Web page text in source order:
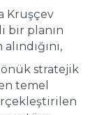
Kruşçev
bir planın
stratejik
temel